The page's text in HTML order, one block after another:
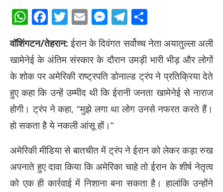
WhatsApp
Facebook
Twitter
EmailMessenger
Telegram
वॉशिंगटन/तेहरान: ईरान के दिवंगत सर्वोच्च नेता अयातुल्ला अली
खामेनेई के अंतिम संस्कार के दौरान उमड़ी भारी भीड़ और लोगों
के शोक पर अमेरिकी राष्ट्रपति डोनाल्ड ट्रंप ने प्रतिक्रिया देते
हुए कहा कि उन्हें उम्मीद थी कि ईरानी जनता खामेनेई से नाराज
होगी। ट्रंप ने कहा, “मुझे लगा था लोग उनसे नफरत करते हैं।
हो सकता है ये नकली आंसू हों।”
अमेरिकी मीडिया से बातचीत में ट्रंप ने ईरान को लेकर कड़ा रुख
अपनाते हुए दावा किया कि अमेरिका चाहे तो ईरान के शीर्ष नेतृत्व
को एक ही कार्रवाई में निशाना बना सकता है। हालांकि उन्होंने